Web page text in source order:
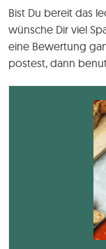
Bist Du bereit das
wünsche Dir viel
eine Bewertung
postest, dann